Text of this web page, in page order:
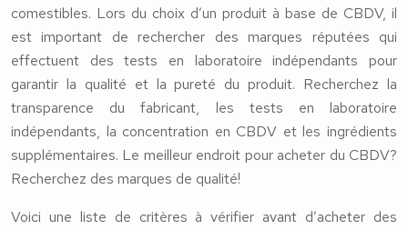
comestibles. Lors du choix d’un produit à base de CBDV, il
est important de rechercher des marques réputées qui
effectuent des tests en laboratoire indépendants pour
garantir la qualité et la pureté du produit. Recherchez la
transparence du fabricant, les tests en laboratoire
indépendants, la concentration en CBDV et les ingrédients
supplémentaires. Le meilleur endroit pour acheter du CBDV?
Recherchez des marques de qualité!
Voici une liste de critères à vérifier avant d’acheter des